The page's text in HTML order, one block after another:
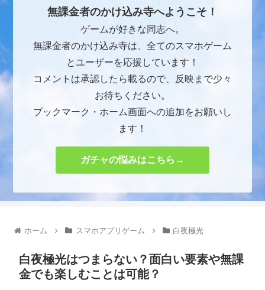
無課金者のかけ込み寺へようこそ！
ゲームが好きな同志へ。
無課金者のかけ込み寺は、全てのスマホゲーム
とユーザーを応援しています！
コメントは承認したら載るので、反映まで少々
お待ちください。
ブックマーク・ホーム画面への追加をお願いし
ます！
ガチャの悩みはこちら→
ホーム スマホアプリゲーム 白夜極光
白夜極光はつまらない？面白い要素や無課
金でも楽しむことは可能？